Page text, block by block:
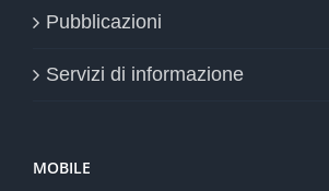
Pubblicazioni
Servizi di informazione
MOBILE